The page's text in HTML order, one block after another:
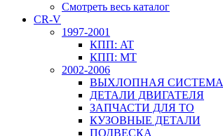
Смотреть весь каталог
CR-V
1997-2001
КПП: AT
КПП: MT
2002-2006
ВЫХЛОПНАЯ СИСТЕМА
ДЕТАЛИ ДВИГАТЕЛЯ
ЗАПЧАСТИ ДЛЯ ТО
КУЗОВНЫЕ ДЕТАЛИ
ПОДВЕСКА